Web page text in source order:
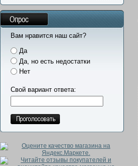
Опрос
Вам нравится наш сайт?
Да
Да, но есть недостатки
Нет
Свой вариант ответа: